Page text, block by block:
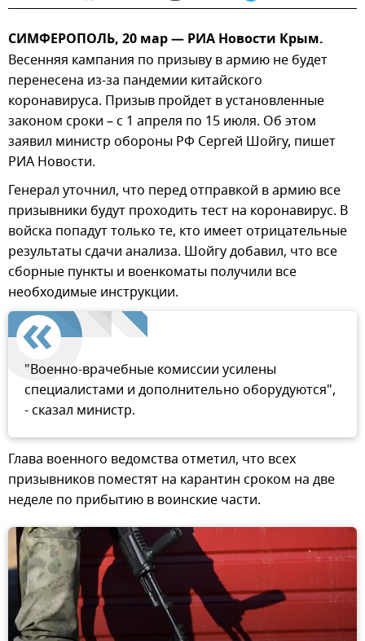
СИМФЕРОПОЛЬ, 20 мар — РИА Новости Крым.
Весенняя кампания по призыву в армию не будет
перенесена из-за пандемии китайского
коронавируса. Призыв пройдет в установленные
законом сроки – с 1 апреля по 15 июля. Об этом
заявил министр обороны РФ Сергей Шойгу, пишет
РИА Новости.
Генерал уточнил, что перед отправкой в армию все
призывники будут проходить тест на коронавирус. В
войска попадут только те, кто имеет отрицательные
результаты сдачи анализа. Шойгу добавил, что все
сборные пункты и военкоматы получили все
необходимые инструкции.
"Военно-врачебные комиссии усилены
специалистами и дополнительно оборудуются",
- сказал министр.
Глава военного ведомства отметил, что всех
призывников поместят на карантин сроком на две
неделе по прибытию в воинские части.